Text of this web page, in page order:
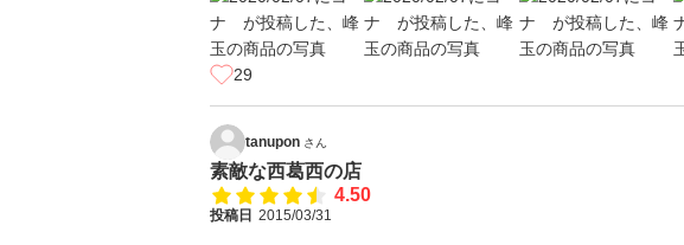
29
tanupon さん
素敵な西葛西の店
4.50
投稿日 2015/03/31